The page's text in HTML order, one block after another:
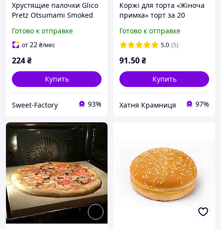
Хрустящие палочки Glico
Pretz Otsumami Smoked
Готово к отправке
от22₴/мес
224₴
Купить
Sweet-Factory 93%
Коржі для торта «Жіноча
примха» торт за 20
Готово к отправке
5.0 (5)
91.50₴
Купить
Хатня Крамниця 97%